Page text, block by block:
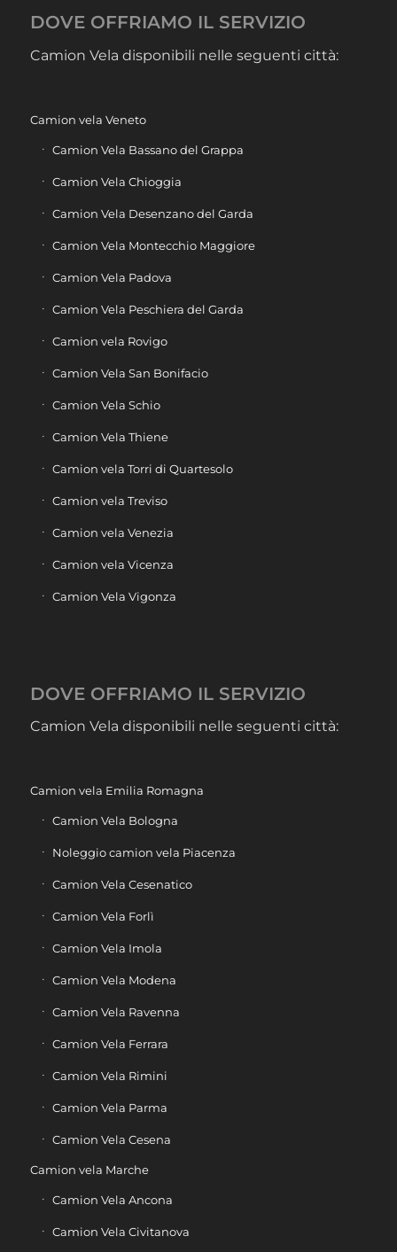
DOVE OFFRIAMO IL SERVIZIO
Camion Vela disponibili nelle seguenti città:
Camion vela Veneto
Camion Vela Bassano del Grappa
Camion Vela Chioggia
Camion Vela Desenzano del Garda
Camion Vela Montecchio Maggiore
Camion Vela Padova
Camion Vela Peschiera del Garda
Camion vela Rovigo
Camion Vela San Bonifacio
Camion Vela Schio
Camion Vela Thiene
Camion vela Torri di Quartesolo
Camion vela Treviso
Camion vela Venezia
Camion vela Vicenza
Camion Vela Vigonza
DOVE OFFRIAMO IL SERVIZIO
Camion Vela disponibili nelle seguenti città:
Camion vela Emilia Romagna
Camion Vela Bologna
Noleggio camion vela Piacenza
Camion Vela Cesenatico
Camion Vela Forlì
Camion Vela Imola
Camion Vela Modena
Camion Vela Ravenna
Camion Vela Ferrara
Camion Vela Rimini
Camion Vela Parma
Camion Vela Cesena
Camion vela Marche
Camion Vela Ancona
Camion Vela Civitanova